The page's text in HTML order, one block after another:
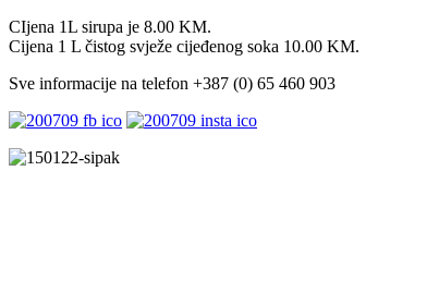
CIjena 1L sirupa je 8.00 KM.
Cijena 1 L čistog svježe cijeđenog soka 10.00 KM.
Sve informacije na telefon +387 (0) 65 460 903